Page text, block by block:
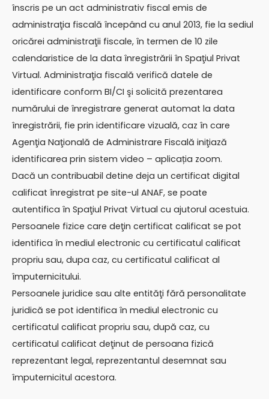
înscris pe un act administrativ fiscal emis de
administraţia fiscală începând cu anul 2013, fie la sediul
oricărei administraţii fiscale, în termen de 10 zile
calendaristice de la data înregistrării în Spaţiul Privat
Virtual. Administraţia fiscală verifică datele de
identificare conform BI/CI şi solicită prezentarea
numărului de înregistrare generat automat la data
înregistrării, fie prin identificare vizuală, caz în care
Agenţia Naţională de Administrare Fiscală iniţiază
identificarea prin sistem video – aplicația zoom.
Dacă un contribuabil detine deja un certificat digital
calificat înregistrat pe site-ul ANAF, se poate
autentifica în Spaţiul Privat Virtual cu ajutorul acestuia.
Persoanele fizice care deţin certificat calificat se pot
identifica în mediul electronic cu certificatul calificat
propriu sau, dupa caz, cu certificatul calificat al
împuternicitului.
Persoanele juridice sau alte entităţi fără personalitate
juridică se pot identifica în mediul electronic cu
certificatul calificat propriu sau, după caz, cu
certificatul calificat deţinut de persoana fizică
reprezentant legal, reprezentantul desemnat sau
împuternicitul acestora.